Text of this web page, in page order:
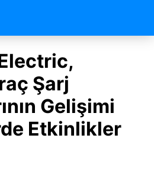
Şarj
Gelişimi
Etkinlikler